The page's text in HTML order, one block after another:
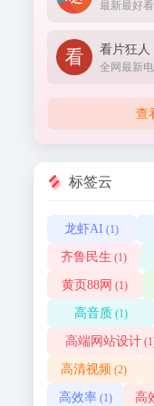
最新最好
看片狂人
全网最新
查
标签云
龙虾AI (1)
齐鲁民生 (1)
黄页88网 (1)
高音质 (1)
高端网站设计
高清视频 (2)
高效率(1) 高